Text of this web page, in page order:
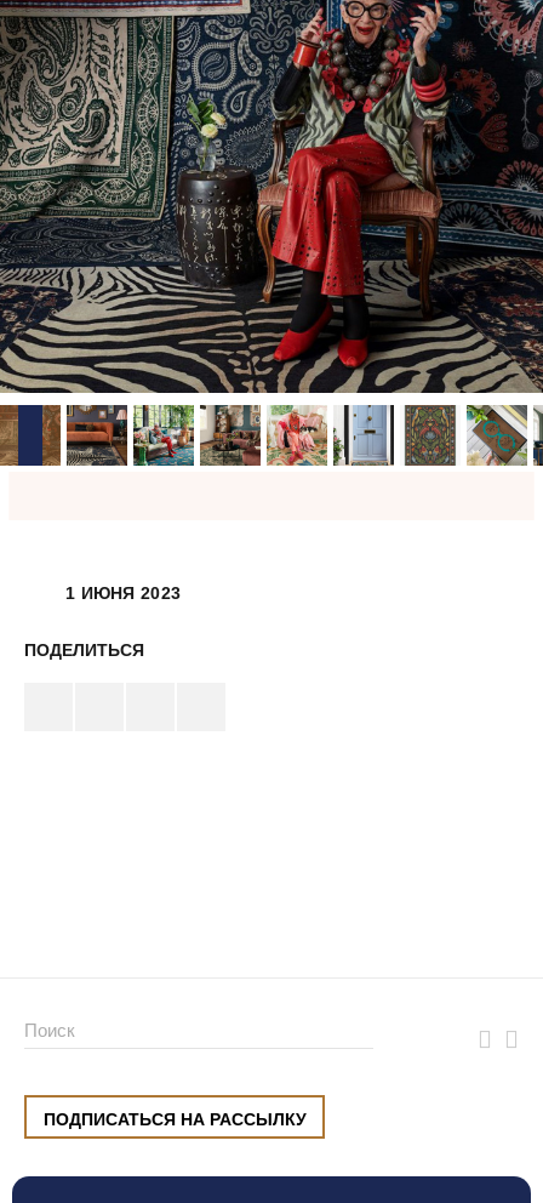
1 ИЮНЯ 2023
ПОДЕЛИТЬСЯ
ПОДПИСАТЬСЯ НА РАССЫЛКУ
ул. Малышева, 8, Екатеринбург